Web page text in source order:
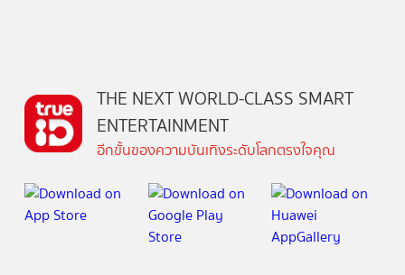
THE NEXT WORLD-CLASS SMART
ENTERTAINMENT
อีกขั้นของความบันเทิงระดับโลกตรงใจคุณ